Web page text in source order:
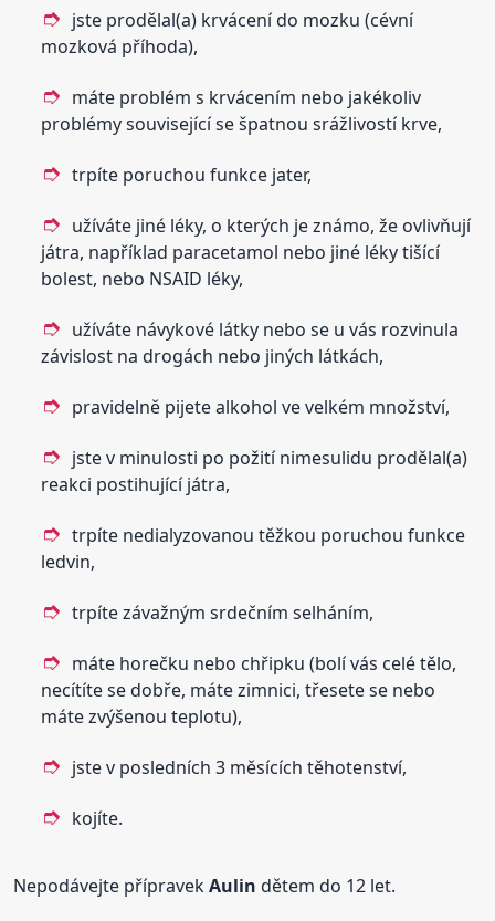
jste prodělal(a) krvácení do mozku (cévní
mozková příhoda),
máte problém s krvácením nebo jakékoliv
problémy související se špatnou srážlivostí krve,
trpíte poruchou funkce jater,
užíváte jiné léky, o kterých je známo, že ovlivňují
játra, například paracetamol nebo jiné léky tišící
bolest, nebo NSAID léky,
užíváte návykové látky nebo se u vás rozvinula
závislost na drogách nebo jiných látkách,
pravidelně pijete alkohol ve velkém množství,
jste v minulosti po požití nimesulidu prodělal(a)
reakci postihující játra,
trpíte nedialyzovanou těžkou poruchou funkce
ledvin,
trpíte závažným srdečním selháním,
máte horečku nebo chřipku (bolí vás celé tělo,
necítíte se dobře, máte zimnici, třesete se nebo
máte zvýšenou teplotu),
jste v posledních 3 měsících těhotenství,
kojíte.
Nepodávejte přípravekAulin dětem do 12 let.